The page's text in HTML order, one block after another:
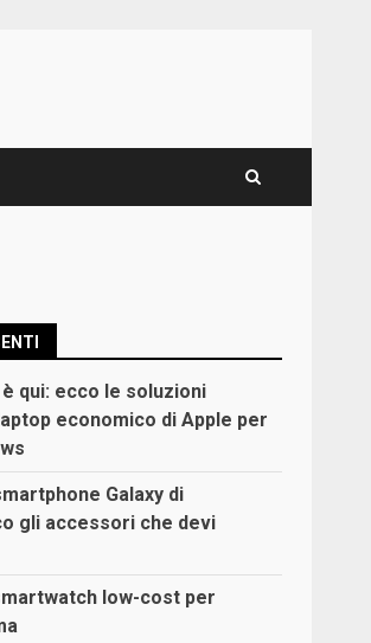
qui: ecco le soluzioni
economico di Apple per
Galaxy di
gli accessori che devi
low-cost per